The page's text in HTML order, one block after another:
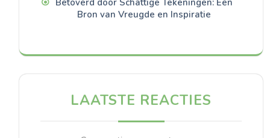
Bron van Vreugde en Inspiratie
LAATSTE REACTIES